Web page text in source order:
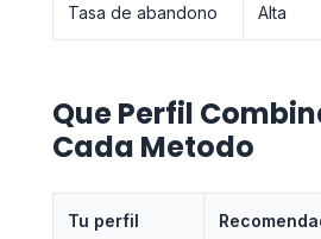
Tasa de abandono Alta
Que Perfil
Cada Metodo
Tu perfil